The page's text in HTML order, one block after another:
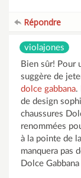
Répondre
violajones
Bien sûr! Pour
suggère de
dolce gabbana.
de design
chaussures
renommées
à la pointe de
manquera pas
Dolce